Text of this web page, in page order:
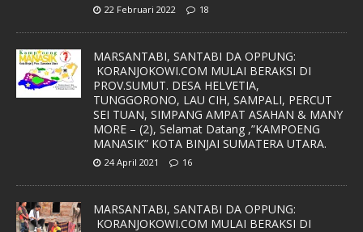
22 Februari 2022 18
MARSANTABI, SANTABI DA OPPUNG:
KORANJOKOWI.COM MULAI BERAKSI DI
PROV.SUMUT. DESA HELVETIA,
TUNGGORONO, LAU CIH, SAMPALI, PERCUT
SEI TUAN, SIMPANG AMPAT ASAHAN & MANY
MORE – (2), Selamat Datang ,”KAMPOENG
MANASIK” KOTA BINJAI SUMATERA UTARA.
24 April 2021 16
MARSANTABI, SANTABI DA OPPUNG:
KORANJOKOWI.COM MULAI BERAKSI DI